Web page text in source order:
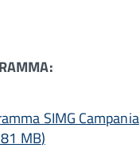
SIMG Campania
MB)